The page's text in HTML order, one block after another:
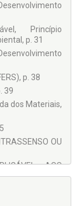
Princípio
p. 31
p. 38
39
dos Materiais,
OU
AOS
AO
ECOLÓGICA,